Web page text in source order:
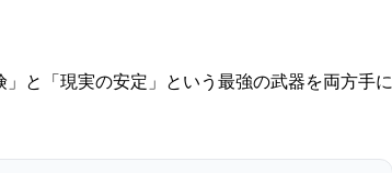
と「現実の安定」という最強の武器を両方手に